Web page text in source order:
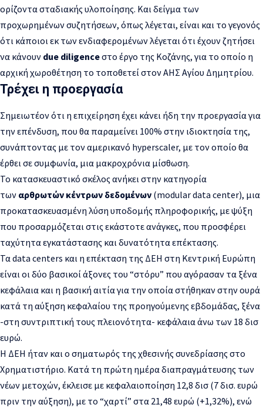
ορίζοντα σταδιακής υλοποίησης. Και δείγμα των
προχωρημένων συζητήσεων, όπως λέγεται, είναι και το γεγονός
ότι κάποιοι εκ των ενδιαφερομένων λέγεται ότι έχουν ζητήσει
να κάνουν due diligenceστο έργο της Κοζάνης, για το οποίο η
αρχική χωροθέτηση το τοποθετεί στον ΑΗΣ Αγίου Δημητρίου.
Τρέχει η προεργασία
Σημειωτέον ότι η επιχείρηση έχει κάνει ήδη την προεργασία για
την επένδυση, που θα παραμείνει 100% στην ιδιοκτησία της,
συνάπτοντας με τον αμερικανό hyperscaler, με τον οποίο θα
έρθει σε συμφωνία, μια μακροχρόνια μίσθωση.
Το κατασκευαστικό σκέλος ανήκει στην κατηγορία
των αρθρωτών κέντρων δεδομένων (modular data center), μια
προκατασκευασμένη λύση υποδομής πληροφορικής, με ψύξη
που προσαρμόζεται στις εκάστοτε ανάγκες, που προσφέρει
ταχύτητα εγκατάστασης και δυνατότητα επέκτασης.
Τα data centers και η επέκταση της ΔΕH στη Κεντρική Ευρώπη
είναι οι δύο βασικοί άξονες του “στόρυ” που αγόρασαν τα ξένα
κεφάλαια και η βασική αιτία για την οποία στήθηκαν στην ουρά
κατά τη αύξηση κεφαλαίου της προηγούμενης εβδομάδας, ξένα
-στη συντριπτική τους πλειονότητα- κεφάλαια άνω των 18 δισ
ευρώ.
Η ΔΕΗ ήταν και ο σηματωρός της χθεσινής συνεδρίασης στο
Χρηματιστήριο. Κατά τη πρώτη ημέρα διαπραγμάτευσης των
νέων μετοχών, έκλεισε με κεφαλαιοποίηση 12,8 δισ (7 δισ. ευρώ
πριν την αύξηση), με το “χαρτί” στα 21,48 ευρώ (+1,32%), ενώ